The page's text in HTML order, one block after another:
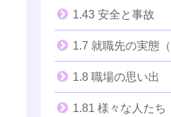
1.43 安全と事故
1.7 就職先の実態
1.8 職場の思い出
1.81 様々な人たち